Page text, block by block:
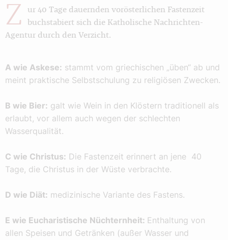
Z
ur 40 Tage dauernden vorösterlichen Fastenzeit
buchstabiert sich die Katholische Nachrichten-
Agentur durch den Verzicht.
A wie Askese: stammt vom griechischen „üben“ ab und
meint praktische Selbstschulung zu religiösen Zwecken.
B wie Bier: galt wie Wein in den Klöstern traditionell als
erlaubt, vor allem auch wegen der schlechten
Wasserqualität.
C wie Christus: Die Fastenzeit erinnert an jene 40
Tage, die Christus in der Wüste verbrachte.
D wie Diät: medizinische Variante des Fastens.
E wie Eucharistische Nüchternheit: Enthaltung von
allen Speisen und Getränken (außer Wasser und